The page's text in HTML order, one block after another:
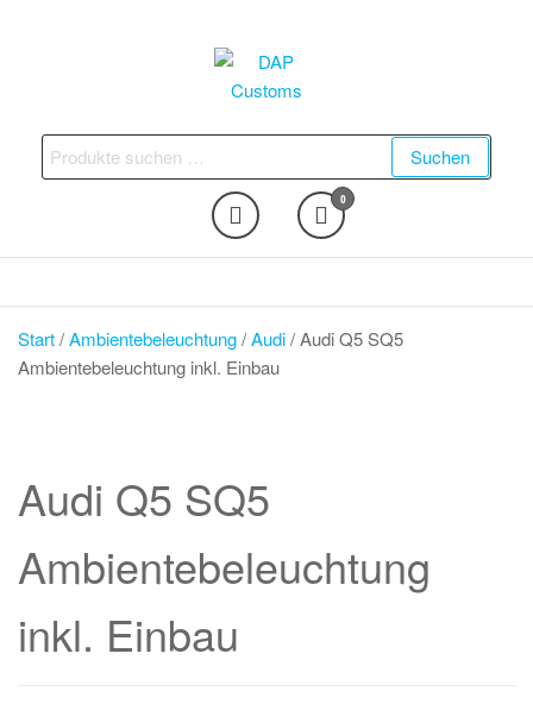
DAP Customs Ambientebeleuchtung,
Nachrüstungen und vieles
mehr
Suchen
nach:
Suchen
0
Start/Ambientebeleuchtung/Audi/ Audi Q5 SQ5
Ambientebeleuchtung inkl. Einbau
Audi Q5 SQ5
Ambientebeleuchtung
inkl. Einbau